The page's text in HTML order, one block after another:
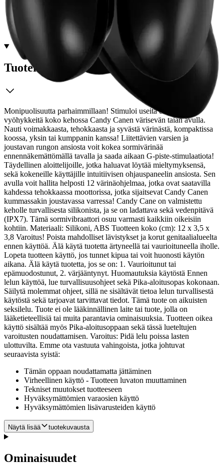
Tuotekuvaus
Monipuolisuutta parhaimmillaan! Stimuloi useita erogeenisiä
vyöhykkeitä koko kehossa Candy Canen värisevän taian avulla.
Nauti voimakkaasta, tehokkaasta ja syvästä värinästä, kompaktissa
koossa, yksin tai kumppanin kanssa! Liitettävien varsien ja
joustavan rungon ansiosta voit kokea sormivärinää
ennennäkemättömällä tavalla ja saada aikaan G-piste-stimulaatiota!
Täydellinen aloittelijoille, jotka haluavat löytää mieltymyksensä,
sekä kokeneille käyttäjille intuitiivisen ohjauspaneelin ansiosta. Sen
avulla voit hallita helposti 12 värinäohjelmaa, jotka ovat saatavilla
kahdessa tehokkaassa moottorissa, jotka sijaitsevat Candy Canen
kummassakin joustavassa varressa! Candy Cane on valmistettu
keholle turvallisesta silikonista, ja se on ladattava sekä vedenpitävä
(IPX7). Tämä sormivibraattori osuu varmasti kaikkiin oikeisiin
kohtiin. Materiaali: Silikoni, ABS Tuotteen koko (cm): 12 x 3,5 x
3,8 Varoitus! Poista mahdolliset lävistykset ja korut genitaalialueelta
ennen käyttöä. Älä käytä tuotetta ärtyneellä tai vaurioituneella iholle.
Lopeta tuotteen käyttö, jos tunnet kipua tai voit huonosti käytön
aikana. Älä käytä tuotetta, jos se on: 1. Vaurioitunut tai
epämuodostunut, 2. värjääntynyt. Huomautuksia käytöstä Ennen
lelun käyttöä, lue turvallisuusohjeet sekä Pika-aloitusopas kokonaan.
Säilytä molemmat ohjeet, sillä ne sisältävät tietoa lelun turvallisestä
käytöstä sekä tarjoavat tarvittavat tiedot. Tämä tuote on aikuisten
seksilelu. Tuote ei ole lääkinnällinen laite tai tuote, jolla on
lääketieteellisiä tai muita parantavia ominaisuuksia. Tuotteen oikea
käyttö sisältää myös Pika-aloitusoppaan sekä tässä lueteltujen
varoitusten noudattamisen. Varoitus: Pidä lelu poissa lasten
ulottuvilta. Emme ota vastuuta vahingoista, jotka johtuvat
seuraavista syistä:
Tämän oppaan noudattamatta jättäminen
Virheellinen käyttö - Tuotteen luvaton muuttaminen
Tekniset muutokset tuotteeseen
Hyväksymättömien varaosien käyttö
Hyväksymättömien lisävarusteiden käyttö
Näytä lisää tuotekuvausta
Ominaisuudet